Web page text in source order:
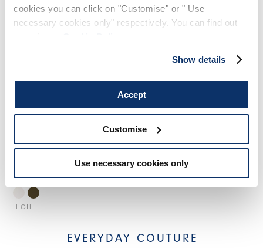
cookies you can click on "Customise" or " Use
necessary cookies only" respectively. You can find out
more in ourCookie Policy.
Show details
Accept
Customise
Use necessary cookies only
HIGH
EVERYDAY COUTURE